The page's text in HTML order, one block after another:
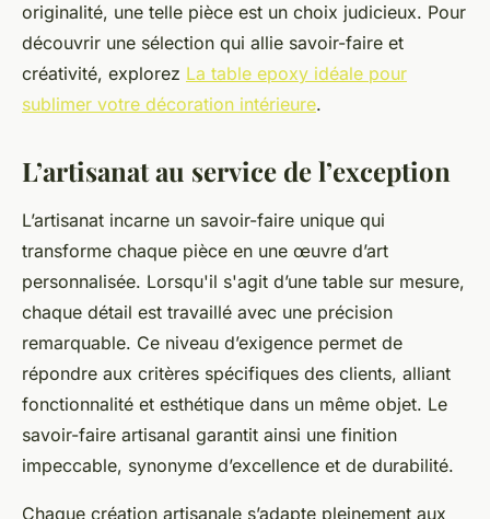
originalité, une telle pièce est un choix judicieux. Pour
découvrir une sélection qui allie savoir-faire et
créativité, explorez La table epoxy idéale pour
sublimer votre décoration intérieure.
L’artisanat au service de l’exception
L’artisanat incarne un savoir-faire unique qui
transforme chaque pièce en une œuvre d’art
personnalisée. Lorsqu'il s'agit d’une table sur mesure,
chaque détail est travaillé avec une précision
remarquable. Ce niveau d’exigence permet de
répondre aux critères spécifiques des clients, alliant
fonctionnalité et esthétique dans un même objet. Le
savoir-faire artisanal garantit ainsi une finition
impeccable, synonyme d’excellence et de durabilité.
Chaque création artisanale s’adapte pleinement aux